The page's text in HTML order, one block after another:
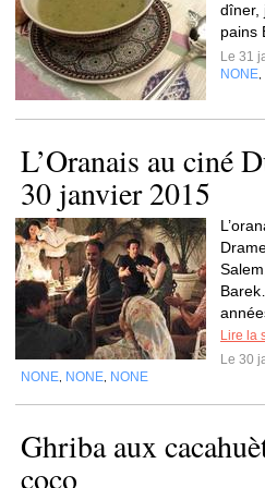
dîner,
pains
Le 31
NONE
L’Oranais au ciné
30 janvier 2015
Lire la
Le 30
NONE NONE NONE
Ghriba aux
coco